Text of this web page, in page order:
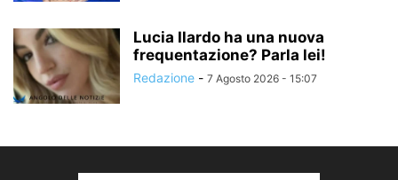
Lucia Ilardo ha una nuova
frequentazione? Parla lei!
Redazione - 7 Agosto 2026 - 15:07